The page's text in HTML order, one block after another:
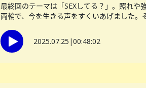
最終回のテーマは「SEXしてる？」。照れや
両輪で、今を生きる声をすくいあげました。
2025.07.25 |00:48:02